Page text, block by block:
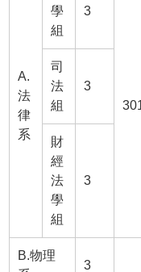
A.
法
律
系
學
組
3
司
法
組
3
財
經
法
學
組
3
B.物理
3